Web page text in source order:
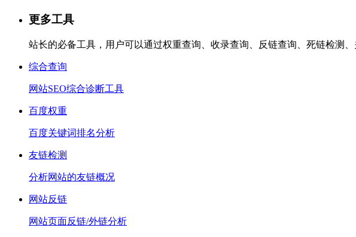
更多工具
站长的必备工具，用户可以通过权重查询、收录查询、反链查询、死链检测
综合查询
网站SEO综合诊断工具
百度权重
百度关键词排名分析
友链检测
分析网站的友链概况
网站反链
网站页面反链/外链分析